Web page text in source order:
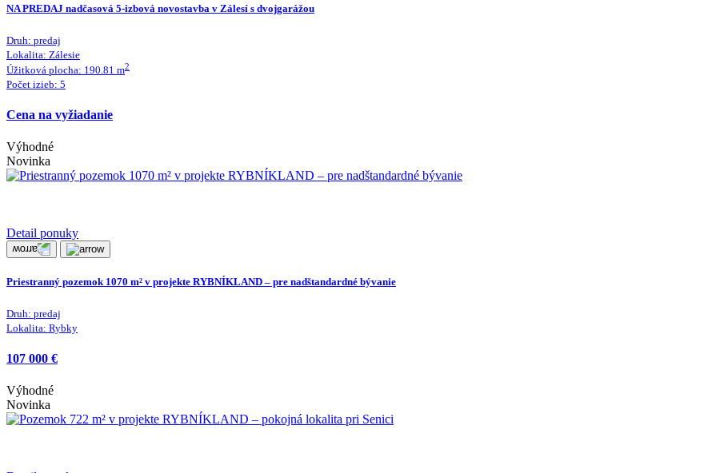
NA PREDAJ nadčasová 5-izbová novostavba v Zálesí s dvojgarážou
Druh: predaj
Lokalita: Zálesie
Úžitková plocha: 190.81 m2
Počet izieb: 5
Cena na vyžiadanie
Výhodné
Novinka
Detail ponuky
Priestranný pozemok 1070 m² v projekte RYBNÍKLAND – pre nadštandardné bývanie
Druh: predaj
Lokalita: Rybky
107 000 €
Výhodné
Novinka